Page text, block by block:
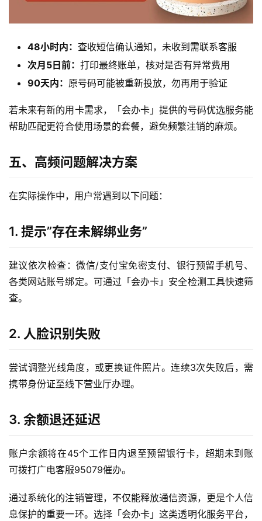
带
随
W
i
讯
更
页
面
48小时内： 查收短信确认通知，未收到需联系客服
次月5日前： 打印最终账单，核对是否有异常费用
90天内： 原号码可能被重新投放，勿再用于验证
若未来有新的用卡需求，「会办卡」提供的号码优选服务能
帮助匹配更符合使用场景的套餐，避免频繁注销的麻烦。
五、高频问题解决方案
在实际操作中，用户常遇到以下问题：
1. 提示”存在未解绑业务”
建议依次检查：微信/支付宝免密支付、银行预留手机号、
各类网站账号绑定。可通过「会办卡」安全检测工具快速筛
查。
2. 人脸识别失败
尝试调整光线角度，或更换证件照片。连续3次失败后，需
携带身份证至线下营业厅办理。
3. 余额退还延迟
账户余额将在45个工作日内退至预留银行卡，超期未到账
可拨打广电客服95079催办。
通过系统化的注销管理，不仅能释放通信资源，更是个人信
息保护的重要一环。选择「会办卡」这类透明化服务平台，